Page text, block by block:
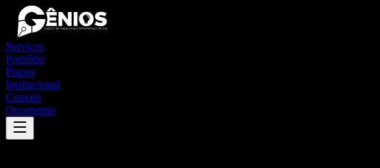
Serviços
Portfólio
Planos
Institucional
Contato
Orçamento